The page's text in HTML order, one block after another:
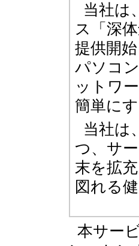
当社は
ス「深
提供開
パソコ
ットワ
簡単に
当社は
つ、サ
末を拡
図れる
本サー